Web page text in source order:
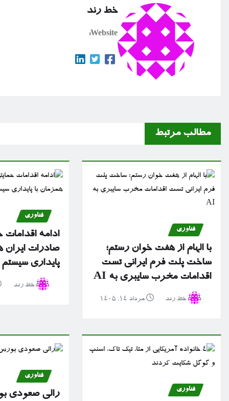
خط رند
Website:
مطالب مرتبط
فناوری
با الهام از هفت خوان رستم؛
ساخت پلت فرم ایرانی تست
اقدامات مخرب سایبری به AI
خط رند مرداد ۱۴, ۱۴۰۵
فناوری
ادامه اقدامات
صادرات ایران
پایداری سیستم
خط رند
فناوری
فناوری
رالی صعودی